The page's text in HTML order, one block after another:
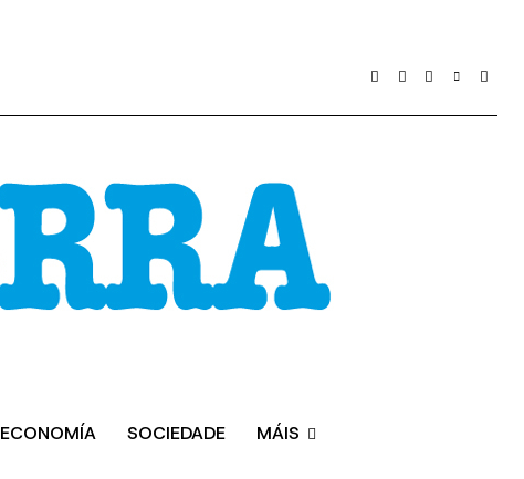
ECONOMÍA SOCIEDADE MÁIS